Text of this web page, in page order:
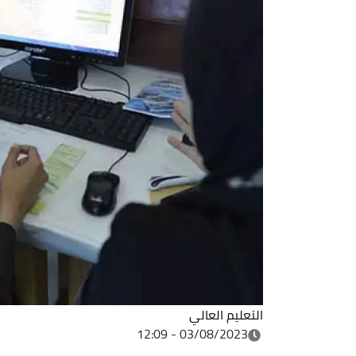
التعليم العالي
03/08/2023 - 12:09